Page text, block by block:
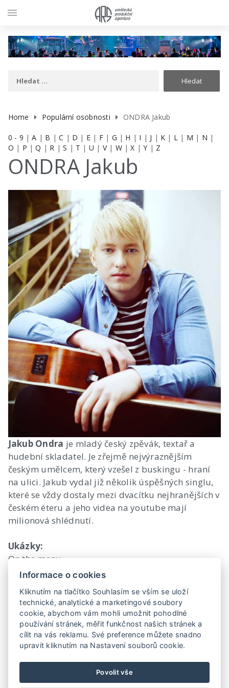
Home Populární osobnosti ONDRA Jakub
0 - 9 |A | B |C | D | E | F| G | H | I | J | K | L | M | N |
O | P |Q | R |S | T | U | V| W|X |Y | Z
ONDRA Jakub
Jakub Ondra je mladý český zpěvák, textař a
hudební skladatel. Je zřejmě nejvýraznějším
českým umělcem, který vzešel z buskingu - hraní
na ulici. Jakub vydal již několik úspěšných singlu,
které se vždy dostaly mezi dvacítku nejhranějších v
českém éteru a jeho videa na youtube mají
milionová shlédnutí.
Ukázky:
On the menu -
http://https://www.youtube.com/watch?
Malý princ -https://www.youtube.com/watch?
v=RlDaK5UV5E0
Every song -https://www.youtube.com/watch?
v=Xn8NApUQG4o
menu
Informace o cookies
Kliknutím na tlačítko Souhlasím se vším se uloží
technické, analytické a marketingové soubory
cookie, abychom vám mohli umožnit pohodlné
používání stránek, měřit funkčnost našich stránek a
cílit na vás reklamu. Své preference můžete snadno
upravit kliknutím na Nastavení souborů cookie.
Povolit vše